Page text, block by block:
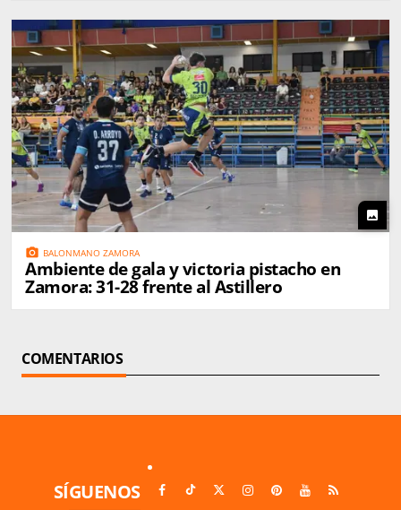
photo
photo_camera BALONMANO ZAMORA
Ambiente de gala y victoria pistacho en
Zamora: 31-28 frente al Astillero
COMENTARIOS
SÍGUENOS